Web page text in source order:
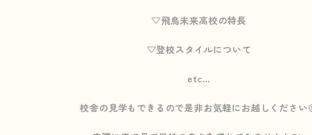
▽飛鳥未来高校の特長
▽登校スタイルについて
etc…
校舎の見学もできるので是非お気軽にお越しください